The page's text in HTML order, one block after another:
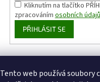
Tento web používá
Kliknutím na tlačítko
zpracovánímosobních
PŘIHLÁSIT SE